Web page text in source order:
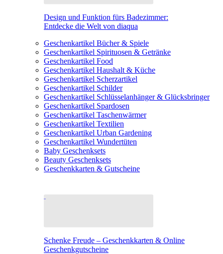
Design und Funktion fürs Badezimmer:
Entdecke die Welt von diaqua
Geschenkartikel Bücher & Spiele
Geschenkartikel Spirituosen & Getränke
Geschenkartikel Food
Geschenkartikel Haushalt & Küche
Geschenkartikel Scherzartikel
Geschenkartikel Schilder
Geschenkartikel Schlüsselanhänger & Glücksbringer
Geschenkartikel Spardosen
Geschenkartikel Taschenwärmer
Geschenkartikel Textilien
Geschenkartikel Urban Gardening
Geschenkartikel Wundertüten
Baby Geschenksets
Beauty Geschenksets
Geschenkkarten & Gutscheine
Schenke Freude – Geschenkkarten & Online
Geschenkgutscheine